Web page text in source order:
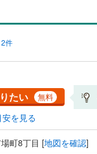
件
たい
無料
安を見る
町8丁目 [地図を確認]